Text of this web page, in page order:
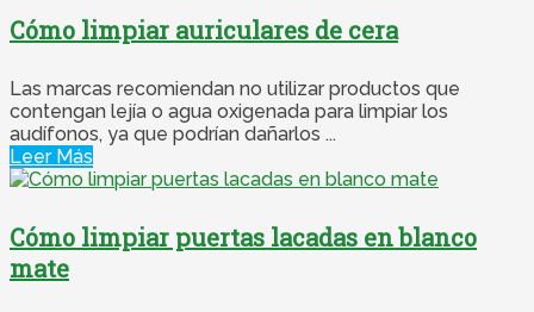
Cómo limpiar auriculares de cera
Las marcas recomiendan no utilizar productos que
contengan lejía o agua oxigenada para limpiar los
audífonos, ya que podrían dañarlos ...
Leer Más
Cómo limpiar puertas lacadas en blanco
mate